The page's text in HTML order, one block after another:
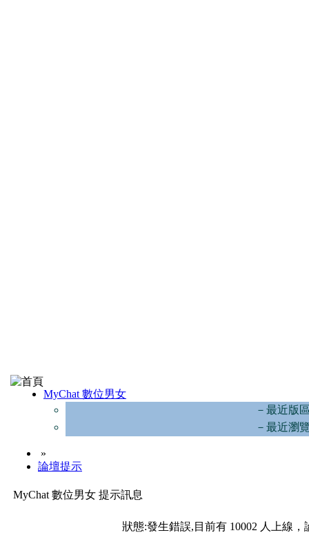
MyChat 數位男女
－最近版
－最近瀏
»
論壇提示
MyChat 數位男女 提示訊息
狀態:發生錯誤,目前有 10002 人上線